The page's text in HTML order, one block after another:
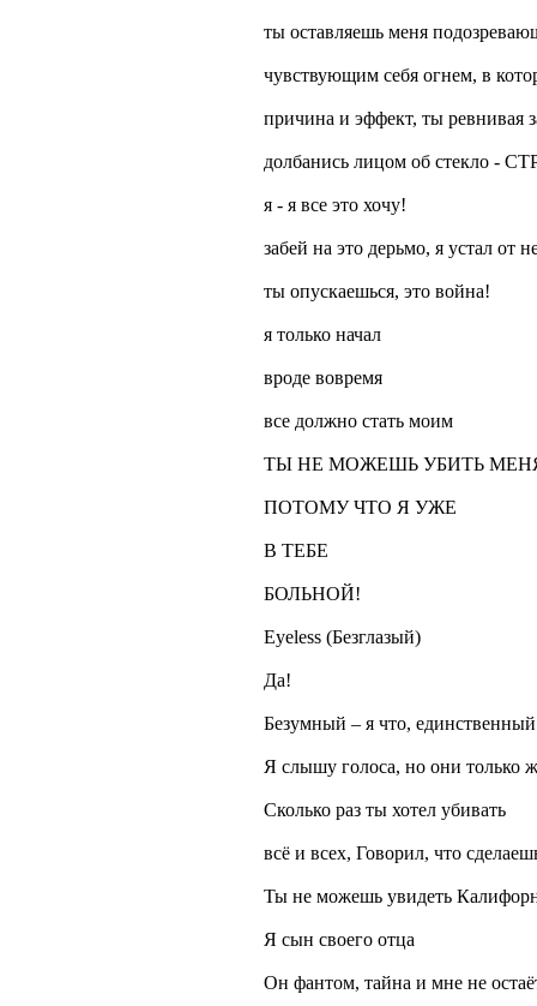
ты оставляешь меня
чувствующим себя огнем, в
причина и эффект, ты ревнивая
долбанись лицом об стекло -
я - я все это хочу!
забей на это дерьмо, я устал от
ты опускаешься, это война!
я только начал
вроде вовремя
все должно стать моим
ТЫ НЕ МОЖЕШЬ УБИТЬ
ПОТОМУ ЧТО Я УЖЕ
В ТЕБЕ
БОЛЬНОЙ!
Eyeless (Безглазый)
Да!
Безумный – я что,
Я слышу голоса, но они только
Сколько раз ты хотел убивать
всё и всех, Говорил, что
Ты не можешь увидеть
Я сын своего отца
Он фантом, тайна и мне не